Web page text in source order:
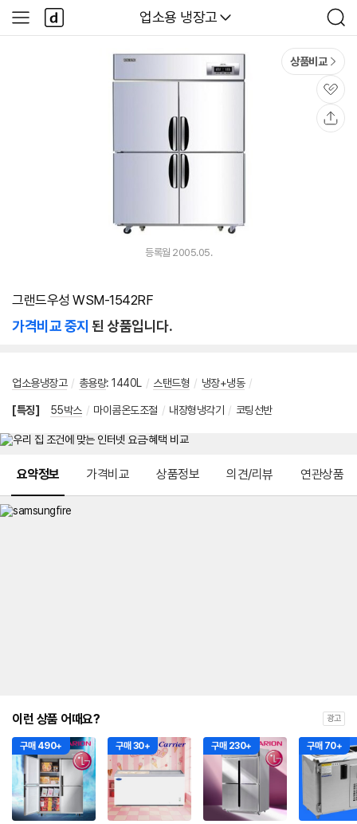
다나와
업소용 냉장고
검
색
사
이
다
나
와
상품비교
관
심
등록월 2005.05.
그랜드우성 WSM-1542RF
가격비교 중지 된 상품입니다.
업소용냉장고 / 총용량: 1440L / 스탠드형 / 냉장+냉동 /
[특징] 55박스 / 마이콤온도조절 / 내장형냉각기 / 코팅선반
요약정보 가격비교 상품정보 의견/리뷰 연관상품
이런 상품 어때요? 광고
구매 490+ 구매 30+ 구매 230+ 구매 70+